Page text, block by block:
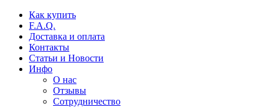
Как купить
F.A.Q.
Доставка и оплата
Контакты
Статьи и Новости
Инфо
О нас
Отзывы
Сотрудничество